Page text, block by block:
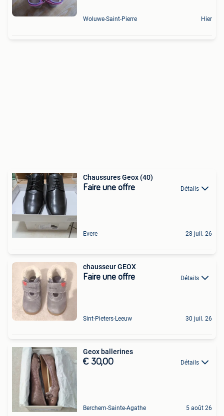
Woluwe-Saint-Pierre Hier
Chaussures Geox (40)
Faire une offre Détails
Evere 28 juil. 26
chausseur GEOX
Faire une offre Détails
Sint-Pieters-Leeuw 30 juil. 26
Geox ballerines
€ 30,00 Détails
Berchem-Sainte-Agathe 5 août 26